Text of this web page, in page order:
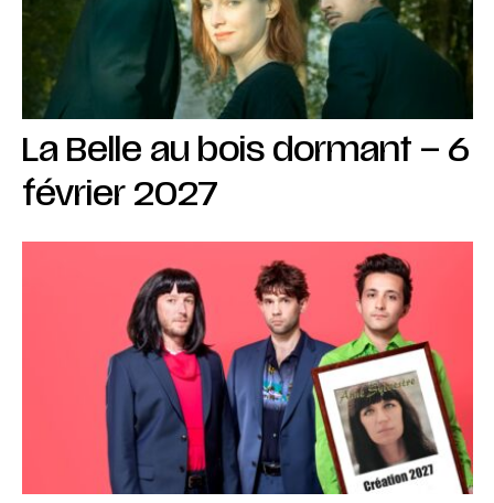
La Belle au bois dormant – 6
février 2027